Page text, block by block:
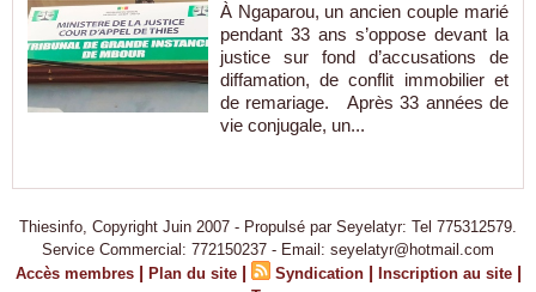
À Ngaparou, un ancien couple marié
pendant 33 ans s’oppose devant la
justice sur fond d’accusations de
diffamation, de conflit immobilier et
de remariage. Après 33 années de
vie conjugale, un...
Thiesinfo, Copyright Juin 2007 - Propulsé par Seyelatyr: Tel 775312579.
Service Commercial: 772150237 - Email: seyelatyr@hotmail.com
Accès membres | Plan du site | Syndication | Inscription au site |